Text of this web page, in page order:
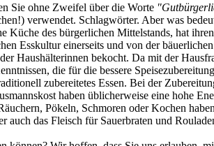
Sie ohne Zweifel über die Worte
verwendet. Schlagwörter. Aber was
Küche des bürgerlichen Mittelstands, hat
Esskultur einerseits und von der
Haushälterinnen bekocht. Da mit der
die für die bessere
zubereitetes Essen. Bei der
haben üblicherweise eine hohe
Pökeln, Schmoren oder Kochen
das Fleisch für Sauerbraten und